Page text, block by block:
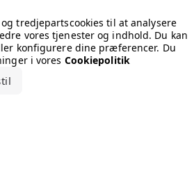
tredjepartscookies til at analysere
vores tjenester og indhold. Du kan
konfigurere dine præferencer. Du
i vores Cookiepolitik
the brand